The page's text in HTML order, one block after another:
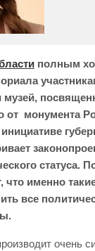
полным
музей,
от монумента
статуса.
что именно
все
очень